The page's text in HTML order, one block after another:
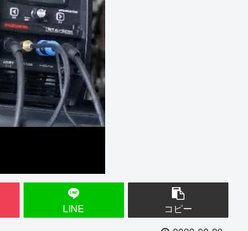
LINE コピー